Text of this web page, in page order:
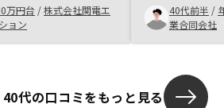
友人にはオススメし
にメリットのない問
答いただければと思
万円台 /株式会社関電エ
ョン
投資してよか
ました。
40代前半 /
業合同会社
40代の口コミをもっと見る